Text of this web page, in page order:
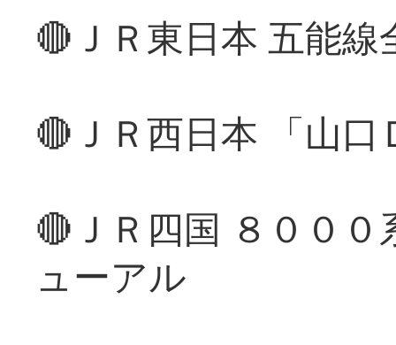
🔴ＪＲ東日本 五能
🔴ＪＲ西日本 「山
🔴ＪＲ四国 ８００
ューアル